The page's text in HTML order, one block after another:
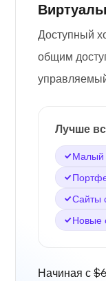
Доступный
общим
Лучше
Малый
Сайты
Новые
Начиная с